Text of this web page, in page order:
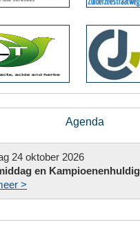
Agenda
24 oktober 2026
en
>